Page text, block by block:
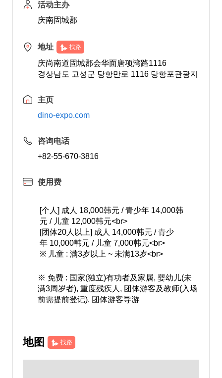
活动主办
庆南固城郡
地址 找路
庆尚南道固城郡会华面唐项湾路1116
경상남도 고성군 당항만로 1116 당항포관광지
主页
dino-expo.com
咨询电话
+82-55-670-3816
使用费
[个人] 成人 18,000韩元 / 青少年 14,000韩
元 / 儿童 12,000韩元<br>
[团体20人以上] 成人 14,000韩元 / 青少
年 10,000韩元 / 儿童 7,000韩元<br>
※ 儿童 : 满3岁以上 ~ 未满13岁<br>
※ 免费 : 国家(独立)有功者及家属, 婴幼儿(未
满3周岁者), 重度残疾人, 团体游客及教师(入场
前需提前登记), 团体游客导游
地图 找路